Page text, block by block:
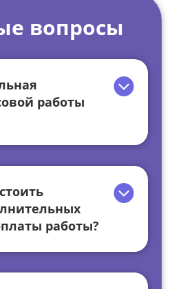
вопросы
работы
работы?